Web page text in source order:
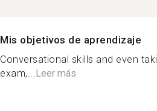
Mis objetivos de aprendizaje
Conversational skills and even
exam,... Leer más